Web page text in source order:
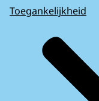
Toegankelijkheid